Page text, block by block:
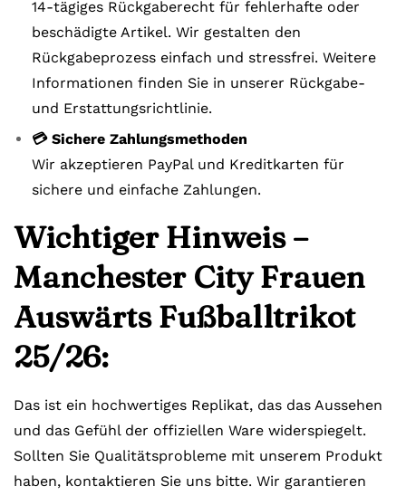
14-tägiges Rückgaberecht für fehlerhafte oder
beschädigte Artikel. Wir gestalten den
Rückgabeprozess einfach und stressfrei. Weitere
Informationen finden Sie in unserer Rückgabe-
und Erstattungsrichtlinie.
💳 Sichere Zahlungsmethoden
Wir akzeptieren PayPal und Kreditkarten für
sichere und einfache Zahlungen.
Wichtiger Hinweis –
Manchester City Frauen
Auswärts Fußballtrikot
25/26:
Das ist ein hochwertiges Replikat, das das Aussehen
und das Gefühl der offiziellen Ware widerspiegelt.
Sollten Sie Qualitätsprobleme mit unserem Produkt
haben, kontaktieren Sie uns bitte. Wir garantieren